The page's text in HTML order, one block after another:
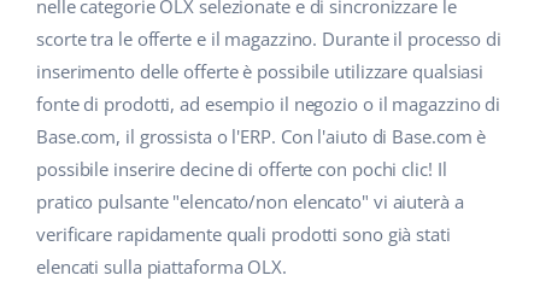
Gestione Spedizioni
Workflow Automation
Base Connect
AI per l'e-commerce
Casa e giardino
Prodotti per bambini
Elettronica
Automotive
Food&Grocery
Centro Assistenza
Academy
Blog
Servizi
Audit dell'account
english (US)
english (GB)
english (IN)
čeština
deutsch
nelle categorie OLX selezionate e di sincronizzare le
scorte tra le offerte e il magazzino. Durante il processo di
inserimento delle offerte è possibile utilizzare qualsiasi
fonte di prodotti, ad esempio il negozio o il magazzino di
Base.com, il grossista o l'ERP. Con l'aiuto di Base.com è
possibile inserire decine di offerte con pochi clic! Il
pratico pulsante "elencato/non elencato" vi aiuterà a
verificare rapidamente quali prodotti sono già stati
elencati sulla piattaforma OLX.